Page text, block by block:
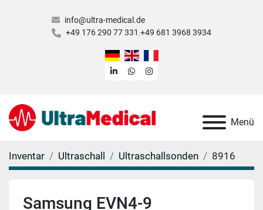
info@ultra-medical.de
+49 176 290 77 331 +49 681 3968 3934
linkedinwhatsappinstagram
Menü
Inventar Ultraschall Ultraschallsonden 8916
Samsung EVN4-9